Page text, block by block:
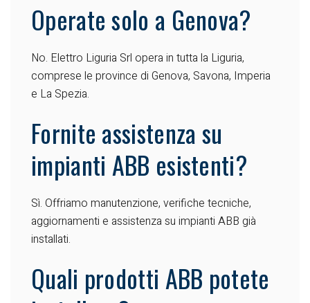
Operate solo a Genova?
No. Elettro Liguria Srl opera in tutta la Liguria,
comprese le province di Genova, Savona, Imperia
e La Spezia.
Fornite assistenza su
impianti ABB esistenti?
Sì. Offriamo manutenzione, verifiche tecniche,
aggiornamenti e assistenza su impianti ABB già
installati.
Quali prodotti ABB potete